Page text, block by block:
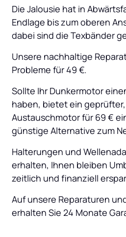
Die Jalousie hat in
Endlage bis zum oberen
dabei sind die Texbänder
Unsere nachhaltige
Probleme für 49 €.
Sollte Ihr Dunkermotor
haben, bietet ein
Austauschmotor für 69 €
günstige Alternative zum
Halterungen und
erhalten, Ihnen bleiben
zeitlich und finanziell
Auf unsere Reparaturen
erhalten Sie 24 Monate